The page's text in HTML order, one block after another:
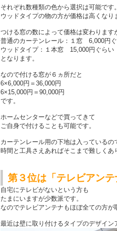
それぞれ数種類の色から選択は可能です。
ウッドタイプの物の方が価格は高くなり
つける窓の数によって価格は変わります
普通のカーテンレール：１窓 6,000
ウッドタイプ：１本窓 15,000円ぐらい
となります。
なので付ける窓が６ヵ所だと
6×6,000円＝36,000円
6×15,000円＝90,000円
です。
ホームセンターなどで買ってきて
ご自身で付けることも可能です。
カーテンレール用の下地は入っているの
時間と工具さえあればそこまで難しくあ
第３位は「テレビアンテ
自宅にテレビがないという方も
たまにいますが少数派です。
なのでテレビアンテナもほぼ全ての方が
最近は壁に取り付けるタイプのデザイン